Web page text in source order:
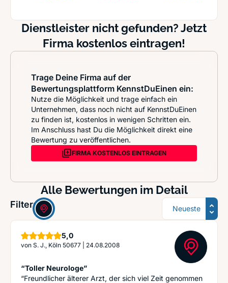
Dienstleister nicht gefunden? Jetzt
Firma kostenlos eintragen!
Trage Deine Firma auf der
Bewertungsplattform KennstDuEinen ein:
Nutze die Möglichkeit und trage einfach ein
Unternehmen, dass noch nicht auf KennstDuEinen
zu finden ist, kostenlos in wenigen Schritten ein.
Im Anschluss hast Du die Möglichkeit direkt eine
Bewertung zu veröffentlichen.
FIRMA KOSTENLOS EINTRAGEN
Alle Bewertungen im Detail
Filter: Sortierung
5,0Sterne
von S. J., Köln 50677 24.08.2008
“Toller Neurologe”
“Freundlicher älterer Arzt, der sich viel Zeit genommen